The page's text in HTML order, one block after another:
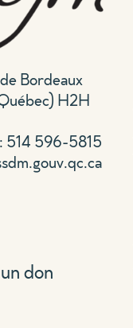
Bordeaux
H2H
514 596-5815
don